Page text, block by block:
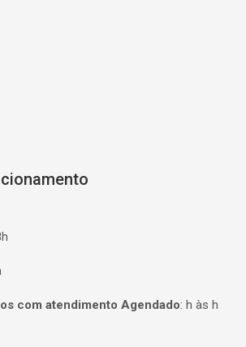
com atendimento Agendado: h às h